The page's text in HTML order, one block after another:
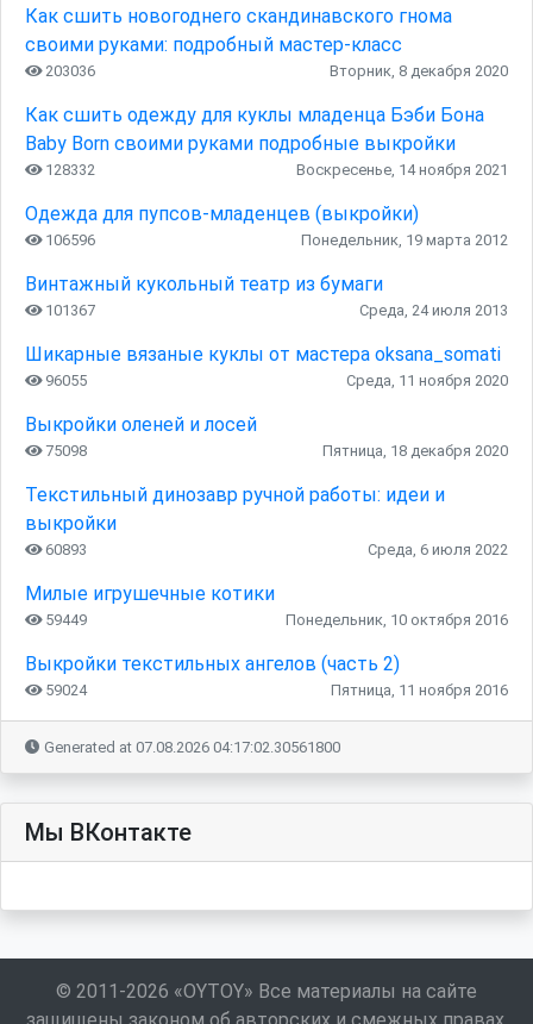
Как сшить новогоднего скандинавского гнома
своими руками: подробный мастер-класс
203036 Вторник, 8 декабря 2020
Как сшить одежду для куклы младенца Бэби Бона
Baby Born своими руками подробные выкройки
128332 Воскресенье, 14 ноября 2021
Одежда для пупсов-младенцев (выкройки)
106596 Понедельник, 19 марта 2012
Винтажный кукольный театр из бумаги
101367 Среда, 24 июля 2013
Шикарные вязаные куклы от мастера oksana_somati
96055 Среда, 11 ноября 2020
Выкройки оленей и лосей
75098 Пятница, 18 декабря 2020
Текстильный динозавр ручной работы: идеи и
выкройки
60893 Среда, 6 июля 2022
Милые игрушечные котики
59449 Понедельник, 10 октября 2016
Выкройки текстильных ангелов (часть 2)
59024 Пятница, 11 ноября 2016
Generated at 07.08.2026 04:17:02.30561800
Мы ВКонтакте
© 2011-2026 «OYTOY» Все материалы на сайте